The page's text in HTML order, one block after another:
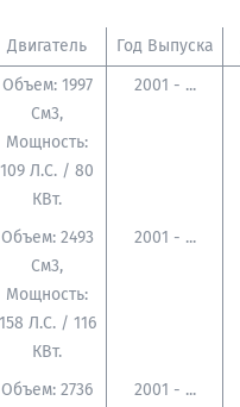
Двигатель Год Выпуска
Объем: 1997
См3,
Мощность:
109 Л.с. / 80
КВт.
2001 - ...
Объем: 2493
См3,
Мощность:
158 Л.с. / 116
КВт.
2001 - ...
Объем: 2736
2001 - ...